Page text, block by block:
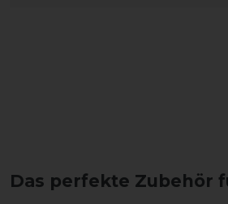
Das perfekte Zubehör